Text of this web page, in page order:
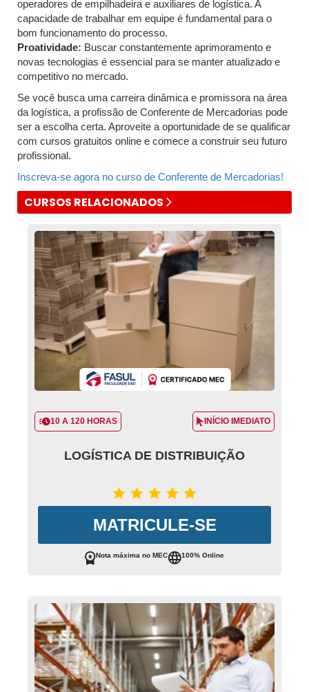
operadores de empilhadeira e auxiliares de logística. A
capacidade de trabalhar em equipe é fundamental para o
bom funcionamento do processo.
Proatividade: Buscar constantemente aprimoramento e
novas tecnologias é essencial para se manter atualizado e
competitivo no mercado.
Se você busca uma carreira dinâmica e promissora na área
da logística, a profissão de Conferente de Mercadorias pode
ser a escolha certa. Aproveite a oportunidade de se qualificar
com cursos gratuitos online e comece a construir seu futuro
profissional.
Inscreva-se agora no curso de Conferente de Mercadorias!
CURSOS RELACIONADOS
10 A 120 HORAS INÍCIO IMEDIATO
LOGÍSTICA DE DISTRIBUIÇÃO
MATRICULE-SE
Nota máxima no MEC 100% Online